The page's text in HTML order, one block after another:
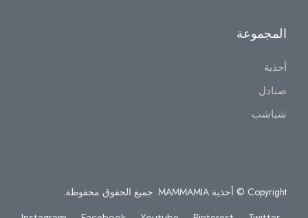
المجموعة
أحذية
صنادل
شباشب
Copyright © أحذية MAMMAMIA. جميع الحقوق محفوظة.